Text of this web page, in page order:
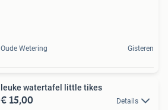
Oude Wetering Gisteren
leuke watertafel little tikes
€ 15,00 Details